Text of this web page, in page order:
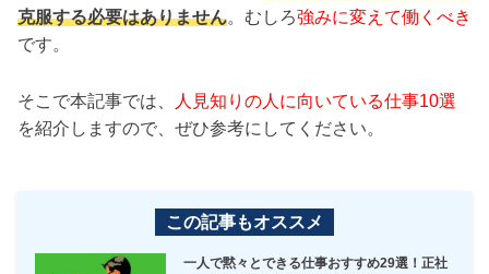
克服する必要はありません。むしろ強みに変えて働くべき
です。
そこで本記事では、
人見知りの人に向いている仕事10選
を紹介しますので、ぜひ参考にしてください。
この記事もオススメ
一人で黙々とできる仕事おすすめ29選！正社